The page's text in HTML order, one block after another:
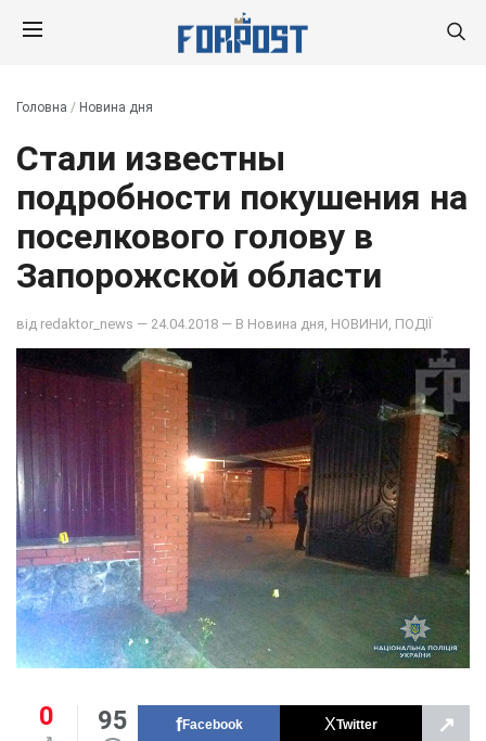
Головна / Новина дня
Стали известны
подробности покушения на
поселкового голову в
Запорожской области
від redaktor_news — 24.04.2018 — В Новина дня НОВИНИ ПОДІЇ
0 95 Facebook Twitter ↗